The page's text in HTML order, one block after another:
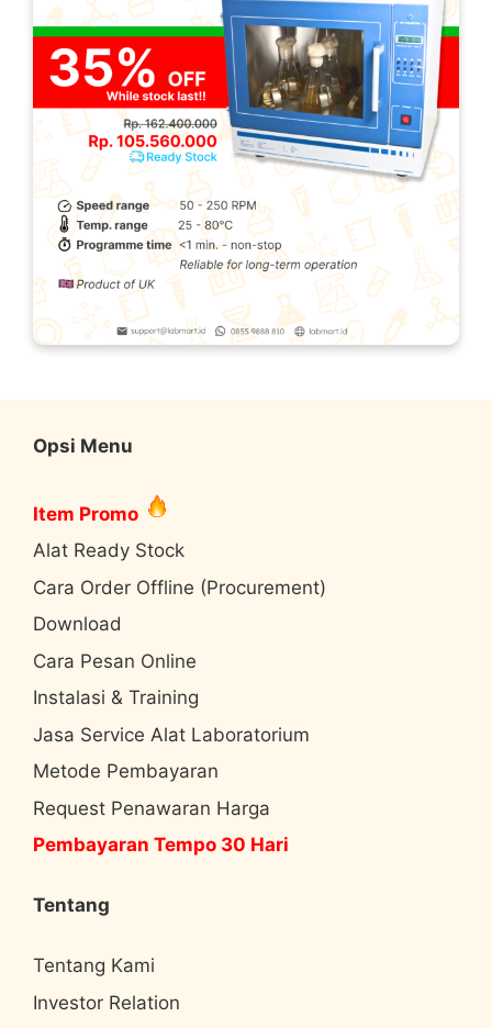
Opsi Menu
Item Promo
Alat Ready Stock
Cara Order Offline (Procurement)
Download
Cara Pesan Online
Instalasi & Training
Jasa Service Alat Laboratorium
Metode Pembayaran
Request Penawaran Harga
Pembayaran Tempo 30 Hari
Tentang
Tentang Kami
Investor Relation